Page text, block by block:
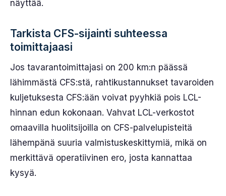
näyttää.
Tarkista CFS-sijainti suhteessa
toimittajaasi
Jos tavarantoimittajasi on 200 km:n päässä
lähimmästä CFS:stä, rahtikustannukset tavaroiden
kuljetuksesta CFS:ään voivat pyyhkiä pois LCL-
hinnan edun kokonaan. Vahvat LCL-verkostot
omaavilla huolitsijoilla on CFS-palvelupisteitä
lähempänä suuria valmistuskeskittymiä, mikä on
merkittävä operatiivinen ero, josta kannattaa
kysyä.